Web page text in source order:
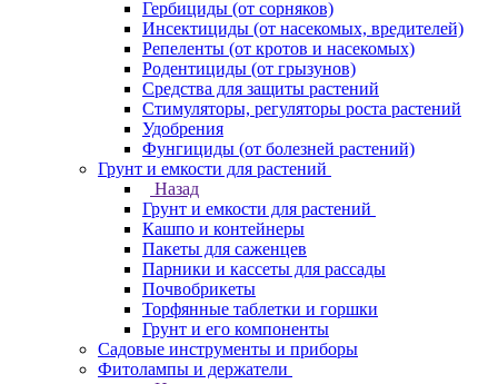
Гербициды (от сорняков)
Инсектициды (от насекомых, вредителей)
Репеленты (от кротов и насекомых)
Родентициды (от грызунов)
Средства для защиты растений
Стимуляторы, регуляторы роста растений
Удобрения
Фунгициды (от болезней растений)
Грунт и емкости для растений
Назад
Грунт и емкости для растений
Кашпо и контейнеры
Пакеты для саженцев
Парники и кассеты для рассады
Почвобрикеты
Торфянные таблетки и горшки
Грунт и его компоненты
Садовые инструменты и приборы
Фитолампы и держатели